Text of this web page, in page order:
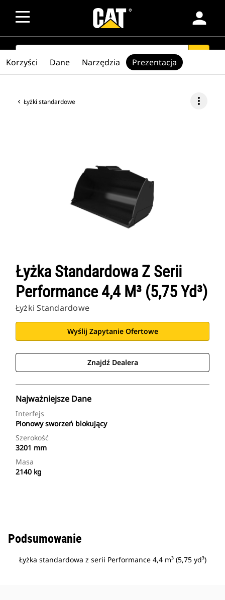
person
SEARCH
Łyżki standardowe more_vert
Łyżka Standardowa Z Serii
Performance 4,4 M³ (5,75 Yd³)
Łyżki Standardowe
Wyślij Zapytanie Ofertowe
Znajdź Dealera
Najważniejsze Dane
Interfejs
Pionowy sworzeń blokujący
Szerokość
3201 mm
Masa
2140 kg
Korzyści Dane Narzędzia Prezentacja
Podsumowanie
Łyżka standardowa z serii Performance 4,4 m³ (5,75 yd³)